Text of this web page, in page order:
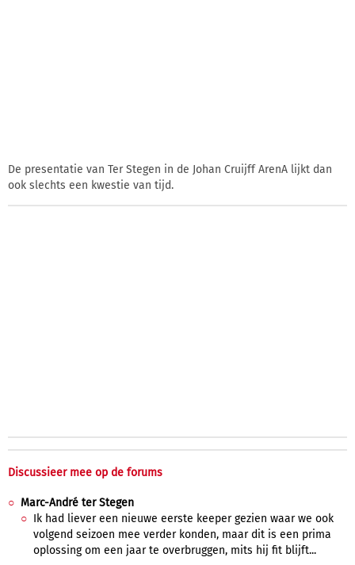
De presentatie van Ter Stegen in de Johan Cruijff ArenA lijkt dan
ook slechts een kwestie van tijd.
Discussieer mee op de forums
Marc-André ter Stegen
Ik had liever een nieuwe eerste keeper gezien waar we ook
volgend seizoen mee verder konden, maar dit is een prima
oplossing om een jaar te overbruggen, mits hij fit blijft...